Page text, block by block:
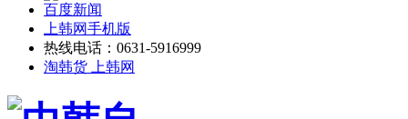
百度新闻
上韩网手机版
热线电话：0631-5916999
淘韩货 上韩网